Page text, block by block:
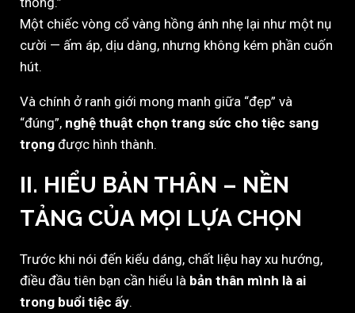
Một chiếc vòng cổ vàng hồng ánh nhẹ lại như một nụ
cười — ấm áp, dịu dàng, nhưng không kém phần cuốn
hút.
Và chính ở ranh giới mong manh giữa “đẹp” và
“đúng”, nghệ thuật chọn trang sức cho tiệc sang
trọng được hình thành.
II. HIỂU BẢN THÂN – NỀN
TẢNG CỦA MỌI LỰA CHỌN
Trước khi nói đến kiểu dáng, chất liệu hay xu hướng,
điều đầu tiên bạn cần hiểu là bản thân mình là ai
trong buổi tiệc ấy.